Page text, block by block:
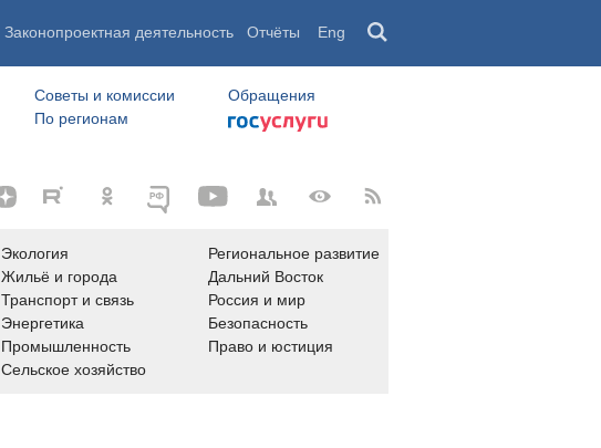
Законопроектная деятельность Отчёты Eng
Советы и комиссии
По регионам
Обращения
Экология
Жильё и города
Транспорт и связь
Энергетика
Промышленность
Сельское хозяйство
Региональное развитие
Дальний Восток
Россия и мир
Безопасность
Право и юстиция